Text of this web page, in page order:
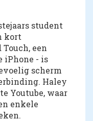
student
kort
een
iPhone - is
scherm
Haley
Youtube, waar
enkele